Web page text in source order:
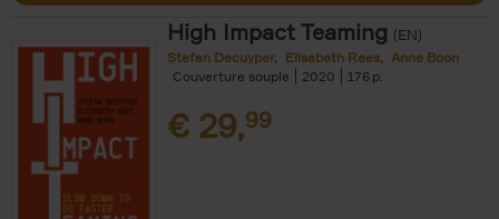
High Impact Teaming (EN)
Stefan Decuyper Elisabeth Raes
Anne Boon
Couverture souple
2020 176
€ 29,99